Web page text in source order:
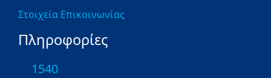
Στοιχεία Επικοινωνίας
Πληροφορίες
1540